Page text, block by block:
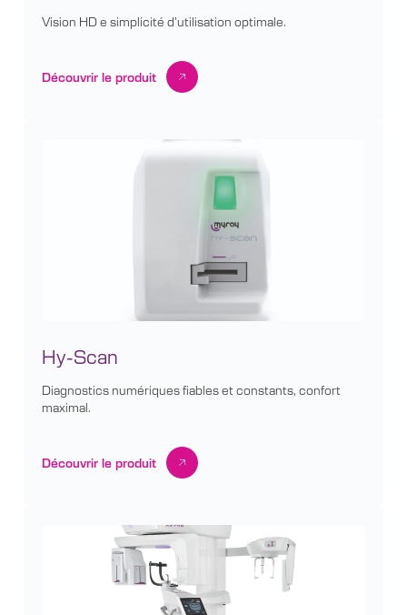
Vision HD e simplicité d’utilisation optimale.
Découvrir le produit
Hy-Scan
Diagnostics numériques fiables et constants, confort
maximal.
Découvrir le produit